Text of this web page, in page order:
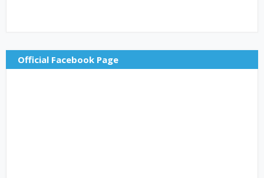
Official Facebook Page